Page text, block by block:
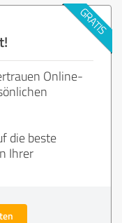
Online-
die beste
Ihrer